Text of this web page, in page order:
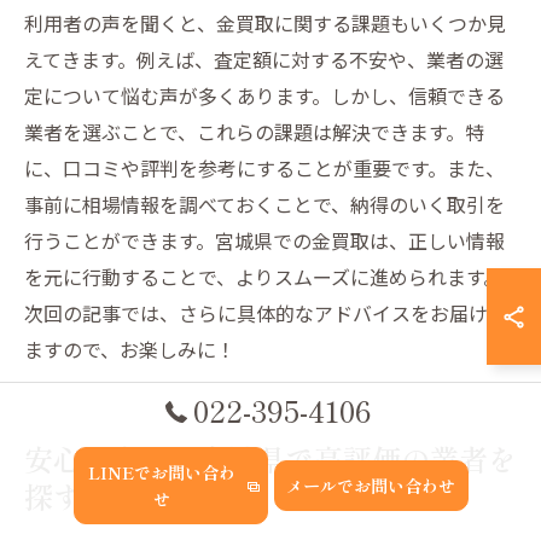
利用者の声を聞くと、金買取に関する課題もいくつか見
えてきます。例えば、査定額に対する不安や、業者の選
定について悩む声が多くあります。しかし、信頼できる
業者を選ぶことで、これらの課題は解決できます。特
に、口コミや評判を参考にすることが重要です。また、
事前に相場情報を調べておくことで、納得のいく取引を
行うことができます。宮城県での金買取は、正しい情報
を元に行動することで、よりスムーズに進められます。
次回の記事では、さらに具体的なアドバイスをお届けし
ますので、お楽しみに！
安心の金買取宮城県で高評価の業者を
022-395-4106
LINEでお問い合わ
せ
メールでお問い合わせ